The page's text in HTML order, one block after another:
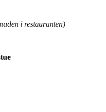
i restauranten)